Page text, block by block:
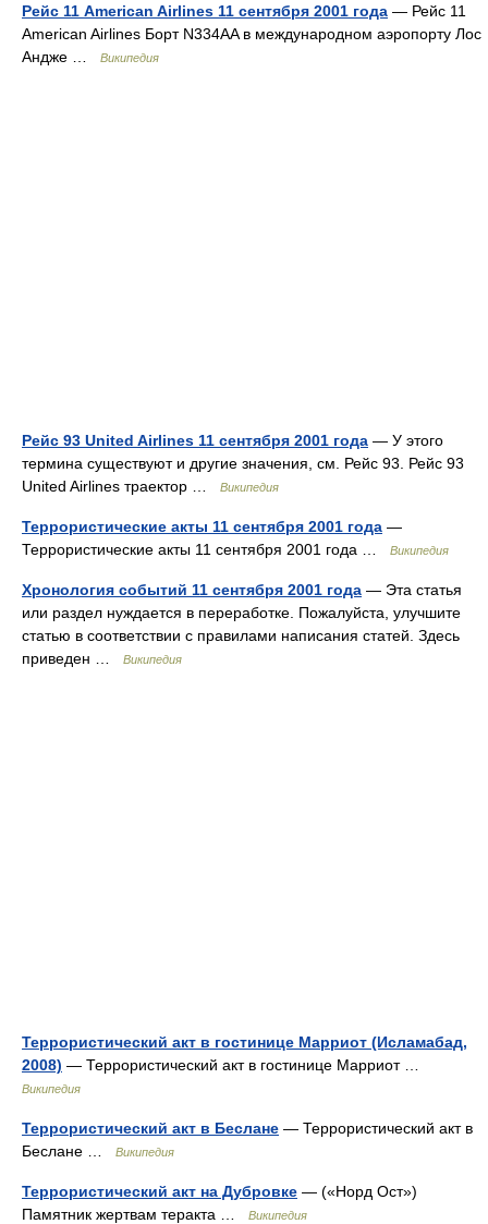
Рейс 11 American Airlines 11 сентября 2001 года — Рейс 11
American Airlines Борт N334AA в международном аэропорту Лос
Андже …
Википедия
Рейс 93 United Airlines 11 сентября 2001 года — У этого
термина существуют и другие значения, см. Рейс 93. Рейс 93
United Airlines траектор …
Википедия
Террористические акты 11 сентября 2001 года —
Террористические акты 11 сентября 2001 года …
Википедия
Хронология событий 11 сентября 2001 года — Эта статья
или раздел нуждается в переработке. Пожалуйста, улучшите
статью в соответствии с правилами написания статей. Здесь
приведен …
Википедия
Террористический акт в гостинице Марриот (Исламабад,
2008) — Террористический акт в гостинице Марриот …
Википедия
Террористический акт в Беслане — Террористический акт в
Беслане …
Википедия
Террористический акт на Дубровке — («Норд Ост»)
Памятник жертвам теракта …
Википедия